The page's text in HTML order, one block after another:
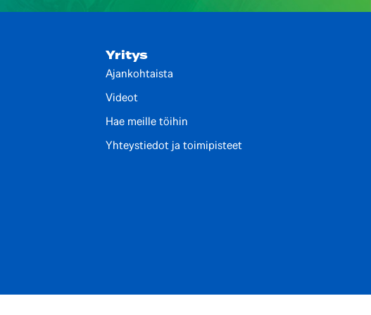
Yritys
Ajankohtaista
Videot
Hae meille töihin
Yhteystiedot ja toimipisteet